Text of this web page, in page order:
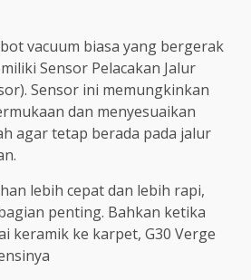
vacuum biasa yang bergerak
Sensor Pelacakan Jalur
Sensor ini memungkinkan
dan menyesuaikan
agar tetap berada pada jalur
lebih cepat dan lebih rapi,
penting. Bahkan ketika
keramik ke karpet, G30 Verge